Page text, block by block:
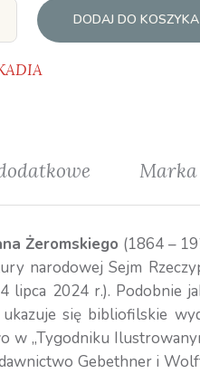
DODAJ DO KOSZYKA
Marka
Żeromskiego (1864 –
narodowej Sejm
lipca 2024 r.). Podobnie
się bibliofilskie
„Tygodniku
Gebethner i